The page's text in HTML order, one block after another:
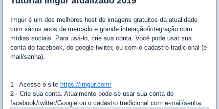
Imgur é um dos melhores host de imagens gratuitos da atualidade
com vários anos de mercado e grande interação/integração com
mídias sociais. Para usá-lo, crie sua conta. Você pode usar sua
conta do facebook, do google twiiter, ou com o cadastro tradicional (e-
mail/senha).
1 - Acesse o site https://imgur.com/
2 - Crie sua conta. Atualmente pode-se usar sua conta do
facebook/twitter/Google ou o cadastro tradicional com e-mail/senha.